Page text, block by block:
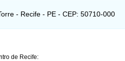
- Recife - PE - CEP: 50710-000
de Recife: